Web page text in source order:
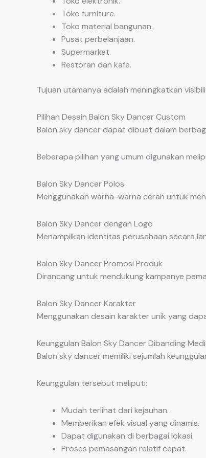
Toko furniture.
Toko material bangunan.
Pusat perbelanjaan.
Supermarket.
Restoran dan kafe.
Tujuan utamanya adalah meningkatkan
Pilihan Desain Balon Sky Dancer Custom
Balon sky dancer dapat dibuat dalam
Beberapa pilihan yang umum digunakan
Balon Sky Dancer Polos
Menggunakan warna-warna cerah untuk
Balon Sky Dancer dengan Logo
Menampilkan identitas perusahaan secara
Balon Sky Dancer Promosi Produk
Dirancang untuk mendukung kampanye
Balon Sky Dancer Karakter
Menggunakan desain karakter unik yang
Keunggulan Balon Sky Dancer Dibanding
Balon sky dancer memiliki sejumlah
Keunggulan tersebut meliputi:
Mudah terlihat dari kejauhan.
Memberikan efek visual yang dinamis.
Dapat digunakan di berbagai lokasi.
Proses pemasangan relatif cepat.